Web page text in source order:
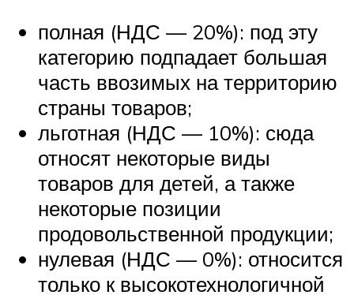
полная (НДС — 20%): под эту
категорию подпадает большая
часть ввозимых на территорию
страны товаров;
льготная (НДС — 10%): сюда
относят некоторые виды
товаров для детей, а также
некоторые позиции
продовольственной продукции;
нулевая (НДС — 0%): относится
только к высокотехнологичной